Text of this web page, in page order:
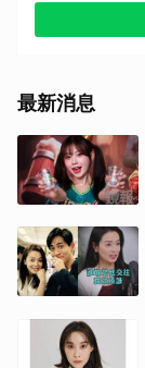
最新消息